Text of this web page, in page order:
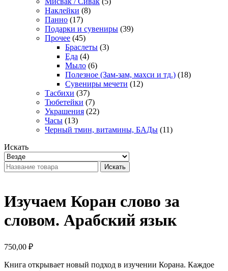
Наклейки (8)
Панно (17)
Подарки и сувениры (39)
Прочее (45)
Браслеты (3)
Еда (4)
Мыло (6)
Полезное (Зам-зам, махси и тд.) (18)
Сувениры мечети (12)
Тасбихи (37)
Тюбетейки (7)
Украшения (22)
Часы (13)
Черный тмин, витамины, БАДы (11)
Искать
Искать
Изучаем Коран слово за
словом. Арабский язык
750,00 ₽
Книга открывает новый подход в изучении Корана. Каждое